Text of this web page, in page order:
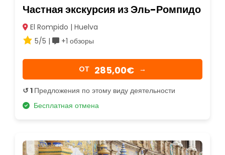
Частная экскурсия из Эль-Ромпидо
El Rompido | Huelva
5/5 |
+1 обзоры
OТ 285,00€ →
↺ 1 Предложения по этому виду деятельности
Бесплатная отмена